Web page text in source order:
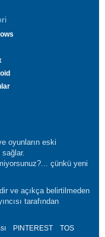
oyunların eski
sağlar.
çünkü yeni
ve açıkça belirtilmeden
tarafından
PINTEREST
TOS